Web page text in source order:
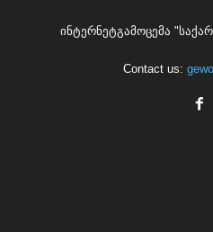
ინტერნეტგამოცემა
Contact us: